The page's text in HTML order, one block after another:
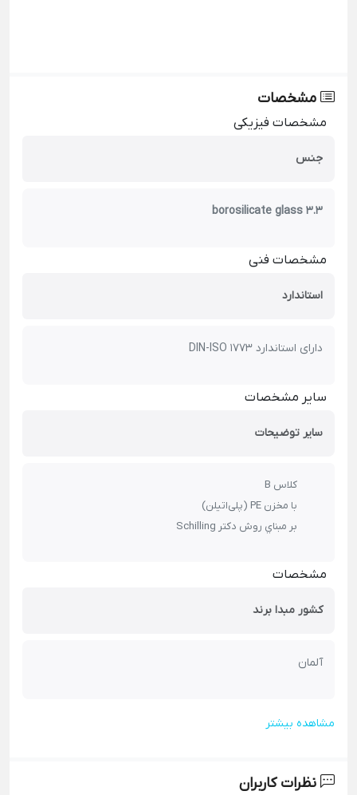
مشخصات
مشخصات فیزیکی
جنس
borosilicate glass 3.3
مشخصات فنی
استاندارد
دارای استاندارد DIN-ISO 1773
سایر مشخصات
سایر توضیحات
کلاس B
با مخزن PE (پلی‌اتیلن)
بر مبناي روش دکتر Schilling
مشخصات
کشور مبدا برند
آلمان
مشاهده بیشتر
نظرات کاربران